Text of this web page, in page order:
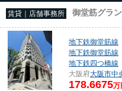
賃貸｜店舗事務所 御堂筋グラ
地下鉄御堂筋線
地下鉄御堂筋線
地下鉄四つ橋線
大阪府大阪市中
178.6675万